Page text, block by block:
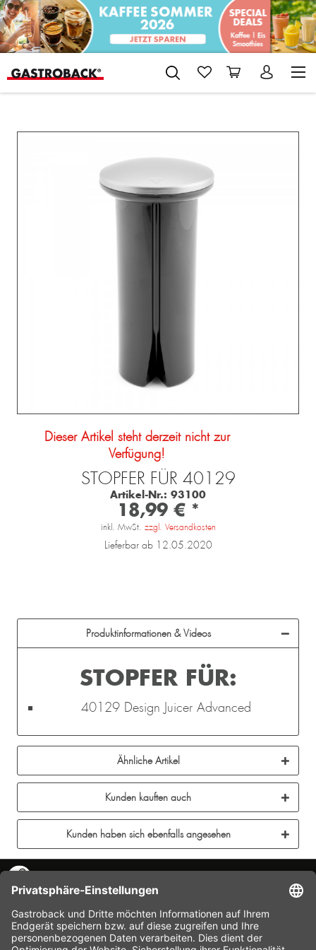
Dieser Artikel steht derzeit nicht zur
Verfügung!
STOPFER FÜR 40129
Artikel-Nr.: 93100
18,99 € *
inkl. MwSt. zzgl. Versandkosten
Lieferbar ab 12.05.2020
Produktinformationen & Videos
STOPFER FÜR:
40129 Design Juicer Advanced
Ähnliche Artikel
Kunden kauften auch
Kunden haben sich ebenfalls angesehen
SERVICE HOTLINE